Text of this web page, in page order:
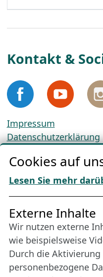
Kontakt &
Impressum
Datenschutzerklärung
AGBs
Download „Nordic
Freundes­kreis
Bleiben Sie uns das
Werden Sie Freund
Lübeck.
Cookies auf
Lesen Sie mehr
Externe Inhalte
Wir nutzen externe
wie beispielsweise
Durch die
personenbezogene